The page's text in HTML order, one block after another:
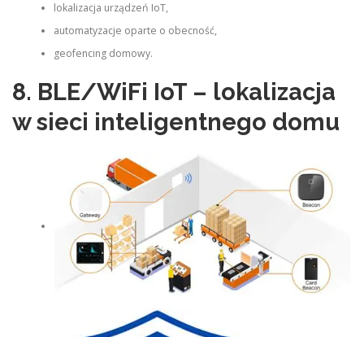
lokalizacja urządzeń IoT,
automatyzacje oparte o obecność,
geofencing domowy.
8. BLE/WiFi IoT – lokalizacja
w sieci inteligentnego domu